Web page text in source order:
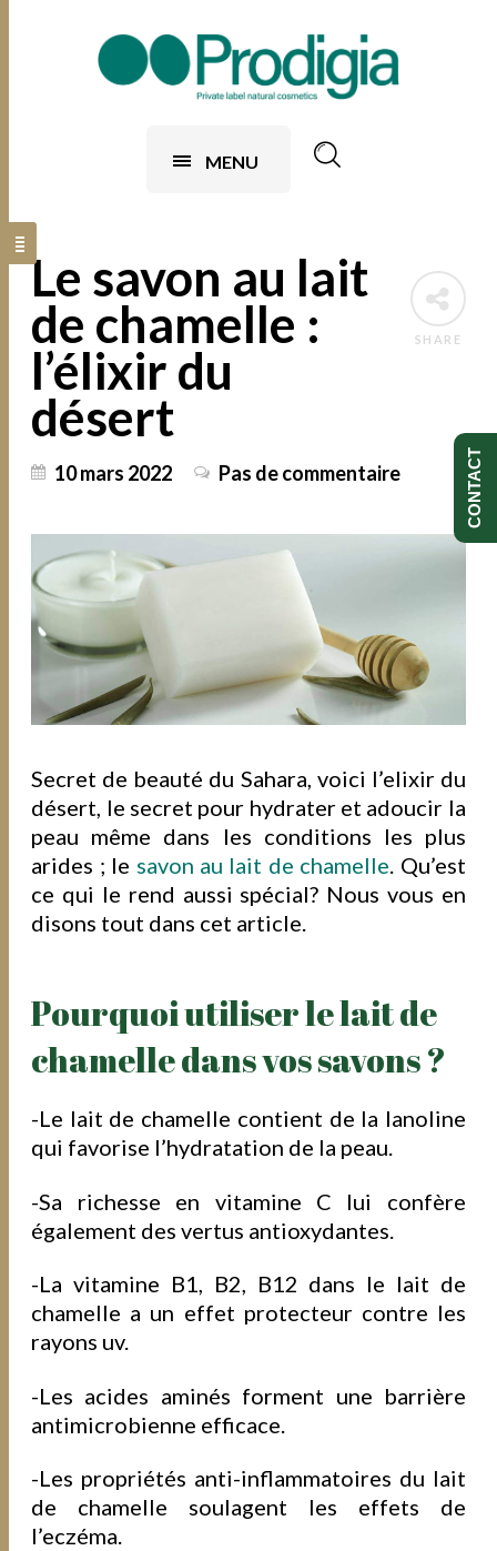
MENU
SHARE
Le savon au lait
de chamelle :
l’élixir du
désert
10 mars 2022 Pas de commentaire
Secret de beauté du Sahara, voici l’elixir du
désert, le secret pour hydrater et adoucir la
peau même dans les conditions les plus
arides ; le savon au lait de chamelle . Qu’est
ce qui le rend aussi spécial? Nous vous en
disons tout dans cet article.
Pourquoi utiliser le lait de
chamelle dans vos savons ?
-Le lait de chamelle contient de la lanoline
qui favorise l’hydratation de la peau.
-Sa richesse en vitamine C lui confère
également des vertus antioxydantes.
-La vitamine B1, B2, B12 dans le lait de
chamelle a un effet protecteur contre les
rayons uv.
-Les acides aminés forment une barrière
antimicrobienne efficace.
-Les propriétés anti-inflammatoires du lait
de chamelle soulagent les effets de
l’eczéma.
CONTACT